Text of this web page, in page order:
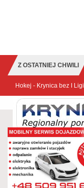
Z OSTATNIEJ CHWILI
Hokej - Krynica bez I Ligi